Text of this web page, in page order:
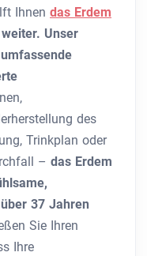
Ihnen das Erdem
Unser
umfassende
des
Trinkplan oder
– das Erdem
37 Jahren
Sie Ihren
Ihre